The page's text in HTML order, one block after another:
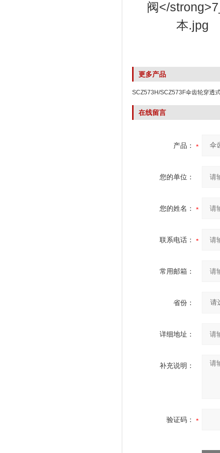
更多产品
SCZ573H/SCZ573F伞齿轮穿透
生产
在线留言
产品：
您的单位：
您的姓名：
联系电话：
常用邮箱：
省份：
详细地址：
补充说明：
验证码：